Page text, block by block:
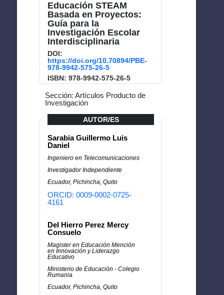
Educación STEAM
Basada en Proyectos:
Guía para la
Investigación Escolar
Interdisciplinaria
DOI:
https://doi.org/10.70894/PBE-
978-9942-575-26-5
ISBN: 978-9942-575-26-5
Sección: Artículos Producto de
Investigación
AUTOR/ES
Sarabia Guillermo Luis
Daniel
Ingeniero en Telecomunicaciones
Investigador Independiente
Ecuador, Pichincha, Quito
ORCID: 0009-0002-0725-
4161
Del Hierro Perez Mercy
Consuelo
Magister en Educación Mención
en Innovación y Liderazgo
Educativo
Ministerio de Educación - Colegio
Rumania
Ecuador, Pichincha, Quito